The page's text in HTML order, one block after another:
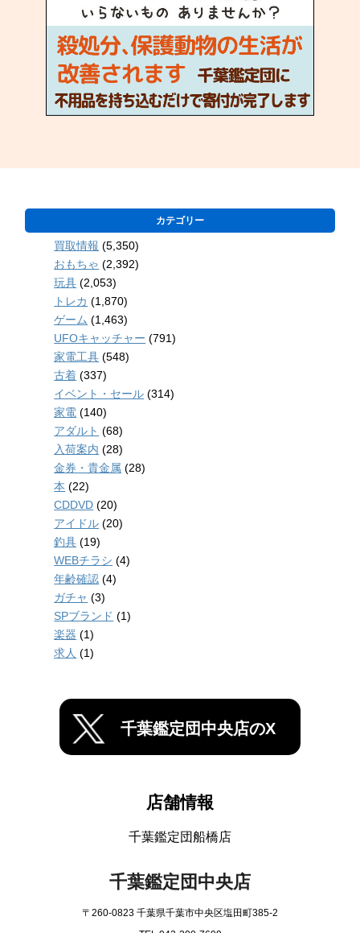
カテゴリー
買取情報 (5,350)
おもちゃ (2,392)
玩具 (2,053)
トレカ (1,870)
ゲーム (1,463)
UFOキャッチャー (791)
家電工具 (548)
古着 (337)
イベント・セール (314)
家電 (140)
アダルト (68)
入荷案内 (28)
金券・貴金属 (28)
本 (22)
CDDVD (20)
アイドル (20)
釣具 (19)
WEBチラシ (4)
年齢確認 (4)
ガチャ (3)
SPブランド (1)
楽器 (1)
求人 (1)
千葉鑑定団中央店のX
店舗情報
千葉鑑定団船橋店
千葉鑑定団中央店
〒260-0823 千葉県千葉市中央区塩田町385-2